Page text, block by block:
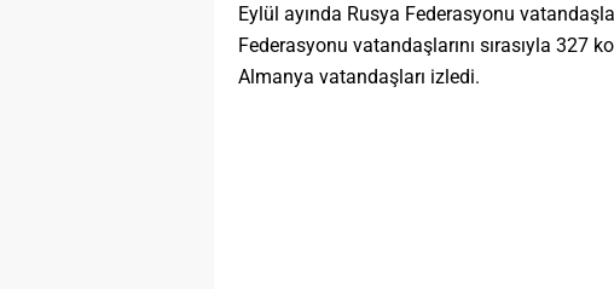
Eylül ayında Rusya Federasyonu
Federasyonu vatandaşlarını sırasıyla 327
Almanya vatandaşları izledi.